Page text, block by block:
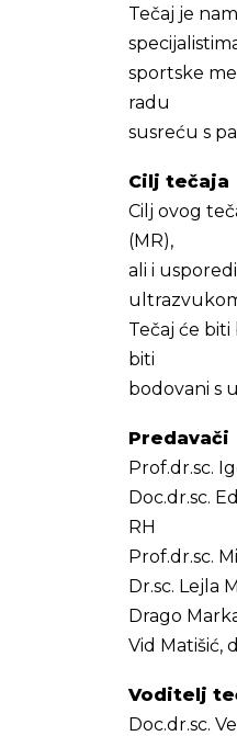
Tečaj je
sportske
radu
susreću s
Cilj tečaja
Cilj ovog
(MR),
ali i
Tečaj će
biti
bodovani s
Predavači
Prof.dr.sc.
Doc.dr.sc.
RH
Prof.dr.sc.
Dr.sc. Lejla
Drago
Vid Matišić,
Voditelj
Doc.dr.sc.